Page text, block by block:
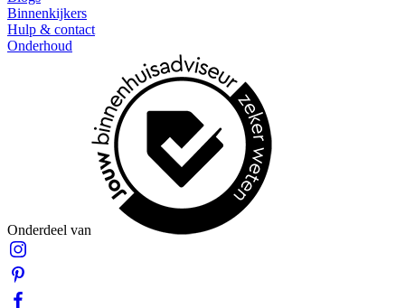
Binnenkijkers
Hulp & contact
Onderhoud
Onderdeel van